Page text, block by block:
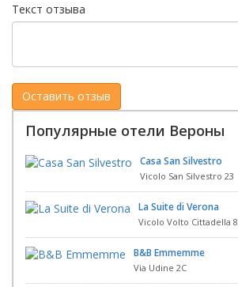
Текст отзыва
Популярные отели Вероны
Casa San Silvestro
Vicolo San Silvestro 23
La Suite di Verona
Vicolo Volto Cittadella 8
B&B Emmemme
Via Udine 2C